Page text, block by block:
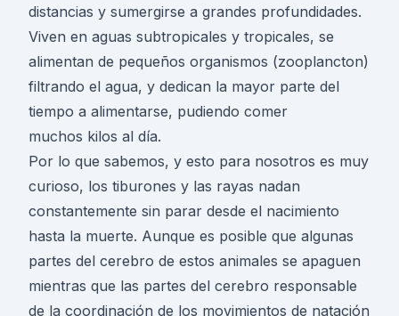
distancias y sumergirse a grandes profundidades.
Viven en aguas subtropicales y tropicales, se
alimentan de pequeños organismos (zooplancton)
filtrando el agua, y dedican la mayor parte del
tiempo a alimentarse, pudiendo comer
muchos kilos al día.
Por lo que sabemos, y esto para nosotros es muy
curioso, los tiburones y las rayas nadan
constantemente sin parar desde el nacimiento
hasta la muerte. Aunque es posible que algunas
partes del cerebro de estos animales se apaguen
mientras que las partes del cerebro responsable
de la coordinación de los movimientos de natación